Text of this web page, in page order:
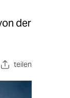
der
teilen